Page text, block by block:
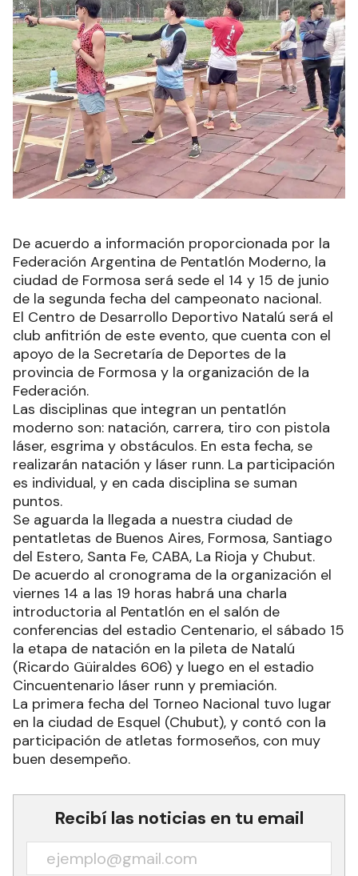
De acuerdo a información proporcionada por la
Federación Argentina de Pentatlón Moderno, la
ciudad de Formosa será sede el 14 y 15 de junio
de la segunda fecha del campeonato nacional.
El Centro de Desarrollo Deportivo Natalú será el
club anfitrión de este evento, que cuenta con el
apoyo de la Secretaría de Deportes de la
provincia de Formosa y la organización de la
Federación.
Las disciplinas que integran un pentatlón
moderno son: natación, carrera, tiro con pistola
láser, esgrima y obstáculos. En esta fecha, se
realizarán natación y láser runn. La participación
es individual, y en cada disciplina se suman
puntos.
Se aguarda la llegada a nuestra ciudad de
pentatletas de Buenos Aires, Formosa, Santiago
del Estero, Santa Fe, CABA, La Rioja y Chubut.
De acuerdo al cronograma de la organización el
viernes 14 a las 19 horas habrá una charla
introductoria al Pentatlón en el salón de
conferencias del estadio Centenario, el sábado 15
la etapa de natación en la pileta de Natalú
(Ricardo Güiraldes 606) y luego en el estadio
Cincuentenario láser runn y premiación.
La primera fecha del Torneo Nacional tuvo lugar
en la ciudad de Esquel (Chubut), y contó con la
participación de atletas formoseños, con muy
buen desempeño.
Recibí las noticias en tu email